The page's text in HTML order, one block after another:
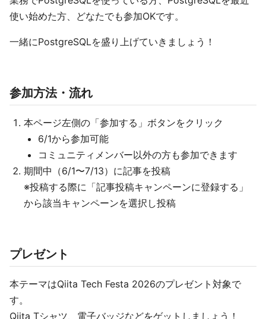
使い始めた方、どなたでも参加OKです。
一緒にPostgreSQLを盛り上げていきましょう！
参加方法・流れ
本ページ左側の「参加する」ボタンをクリック
6/1から参加可能
コミュニティメンバー以外の方も参加できます
期間中（6/1〜7/13）に記事を投稿
※投稿する際に「記事投稿キャンペーンに登録する」
から該当キャンペーンを選択し投稿
プレゼント
本テーマはQiita Tech Festa 2026のプレゼント対象で
す。
Qiita Tシャツ、電子バッジなどをゲットしましょう！